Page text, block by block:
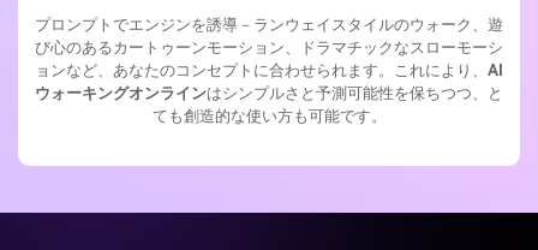
プロンプトでエンジンを誘導－ランウェイスタイルのウォーク、遊
び心のあるカートゥーンモーション、ドラマチックなスローモーシ
ョンなど、あなたのコンセプトに合わせられます。これにより、 AI
ウォーキングオンラインはシンプルさと予測可能性を保ちつつ、と
ても創造的な使い方も可能です。